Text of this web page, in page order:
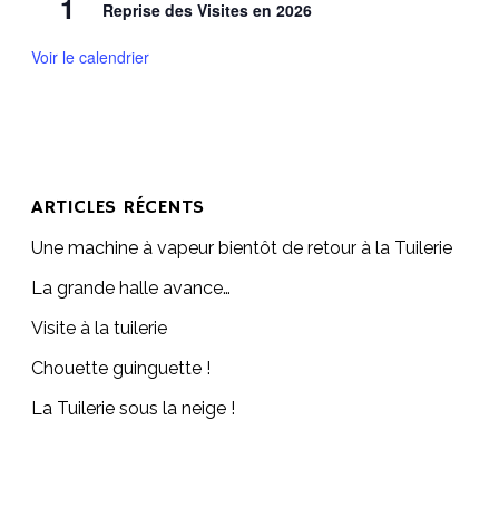
Reprise des Visites en 2026
Voir le calendrier
ARTICLES RÉCENTS
Une machine à vapeur bientôt de retour à la Tuilerie
La grande halle avance…
Visite à la tuilerie
Chouette guinguette !
La Tuilerie sous la neige !